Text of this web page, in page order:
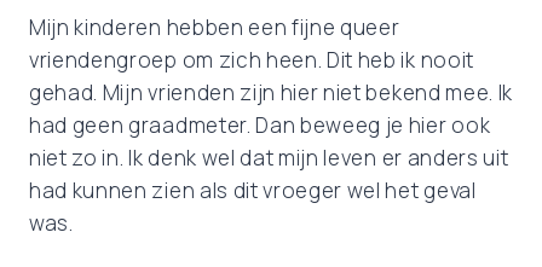
Mijn kinderen hebben een fijne queer
vriendengroep om zich heen. Dit heb ik nooit
gehad. Mijn vrienden zijn hier niet bekend mee. Ik
had geen graadmeter. Dan beweeg je hier ook
niet zo in. Ik denk wel dat mijn leven er anders uit
had kunnen zien als dit vroeger wel het geval
was.